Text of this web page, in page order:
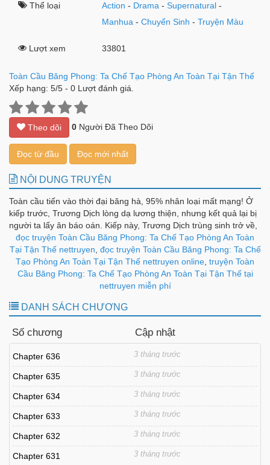
Thể loại Action - Drama -Supernatural -
Manhua -Chuyển Sinh -Truyện Màu
Lượt xem 33801
Toàn Cầu Băng Phong: Ta Chế Tạo Phòng An Toàn Tại Tận Thế
Xếp hạng: 5/5 - 0 Lượt đánh giá.
Theo dõi 0 Người Đã Theo Dõi
Đọc từ đầu Đọc mới nhất
NỘI DUNG TRUYỆN
Toàn cầu tiến vào thời đại băng hà, 95% nhân loại mất mạng! Ở
kiếp trước, Trương Dịch lòng dạ lương thiện, nhưng kết quả lại bị
người ta lấy ân báo oán. Kiếp này, Trương Dịch trùng sinh trở về,
thức tỉnh không gian dị năng, điên cuồng lưu trữ vật tư! Hàn băng
tận thế, phân đất vi vương! Thề phải hoàn trả lại quá khứ đau khổ
gấp cả trăm lần!
đọc truyện Toàn Cầu Băng Phong: Ta Chế Tạo Phòng An Toàn
Tại Tận Thế nettruyen đọc truyện Toàn Cầu Băng Phong: Ta Chế
Tạo Phòng An Toàn Tại Tận Thế nettruyen online truyện Toàn
Cầu Băng Phong: Ta Chế Tạo Phòng An Toàn Tại Tận Thế tại
nettruyen miễn phí
DANH SÁCH CHƯƠNG
Số chương Cập nhật
Chapter 636 3 tháng trước
Chapter 635 3 tháng trước
Chapter 634 3 tháng trước
Chapter 633 3 tháng trước
Chapter 632 3 tháng trước
Chapter 631 3 tháng trước